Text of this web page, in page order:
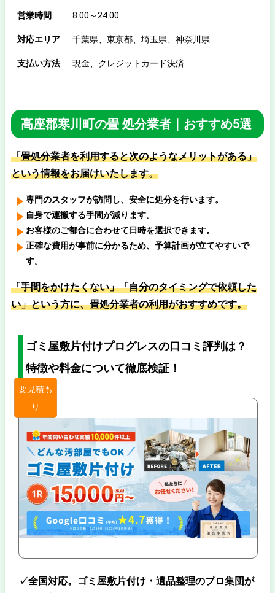
営業時間 8:00～24:00
対応エリア 千葉県、東京都、埼玉県、神奈川県
支払い方法 現金、クレジットカード決済
高座郡寒川町の畳 処分業者｜おすすめ5選
「畳処分業者を利用すると次のようなメリットがある」
という情報をお届けいたします。
専門のスタッフが訪問し、安全に処分を行います。
自身で運搬する手間が減ります。
お客様のご都合に合わせて日時を選択できます。
正確な費用が事前に分かるため、予算計画が立てやすいで
す。
「手間をかけたくない」「自分のタイミングで依頼した
い」という方に、畳処分業者の利用がおすすめです。
ゴミ屋敷片付けプログレスの口コミ評判は？
特徴や料金について徹底検証！
要見積も
り
✓全国対応。ゴミ屋敷片付け・遺品整理のプロ集団が